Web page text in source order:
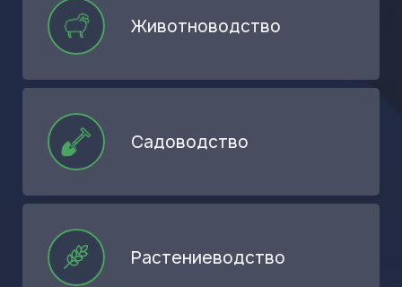
Животноводство
Садоводство
Растениеводство